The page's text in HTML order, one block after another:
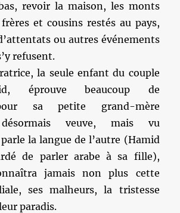
revoir la maison, les monts
et cousins restés au pays,
ou autres événements
refusent.
la seule enfant du couple
éprouve beaucoup de
sa petite grand-mère
désormais veuve, mais vu
la langue de l’autre (Hamid
de parler arabe à sa fille),
jamais non plus cette
ses malheurs, la tristesse
paradis.